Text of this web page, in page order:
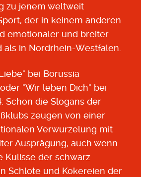
zu jenem weltweit
der in keinem anderen
emotionaler und breiter
als in Nordrhein-Westfalen.
bei Borussia
"Wir leben Dich" bei
Schon die Slogans der
zeugen von einer
Verwurzelung mit
Ausprägung, auch wenn
Kulisse der schwarz
Schlote und Kokereien der